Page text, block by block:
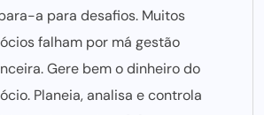
a para desafios. Muitos
falham por má gestão
Gere bem o dinheiro do
Planeia, analisa e controla